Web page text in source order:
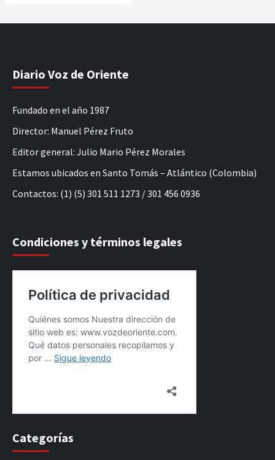
Diario Voz de Oriente
Fundado en el año 1987
Director: Manuel Pérez Fruto
Editor general: Julio Mario Pérez Morales
Estamos ubicados en Santo Tomás – Atlántico (Colombia)
Contactos: (1) (5) 301 511 1273 / 301 456 0936
Condiciones y términos legales
Categorías